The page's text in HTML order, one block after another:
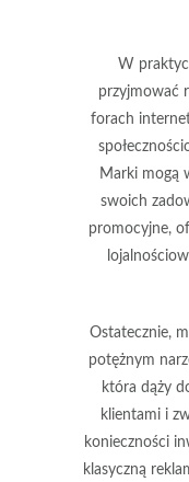
W
przyjmować
forach
Marki mogą
swoich
promocyjne,
Ostatecznie,
potężnym
która dąży
klientami i
konieczności
klasyczną